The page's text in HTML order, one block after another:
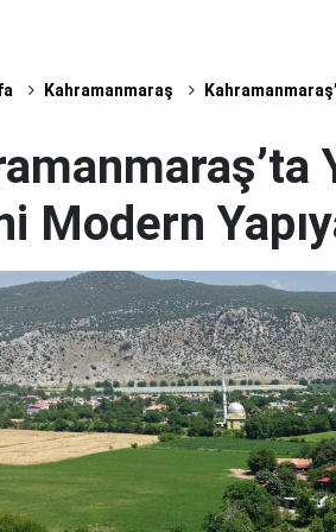
Kahramanmaraş
Modern